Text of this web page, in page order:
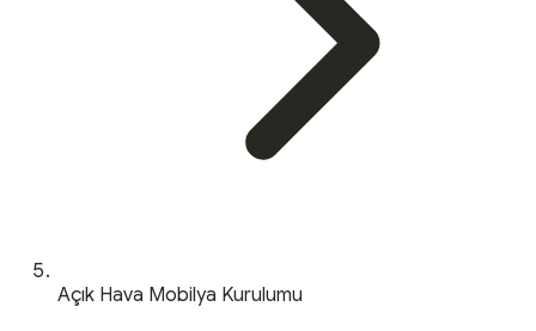
Açık Hava Mobilya Kurulumu